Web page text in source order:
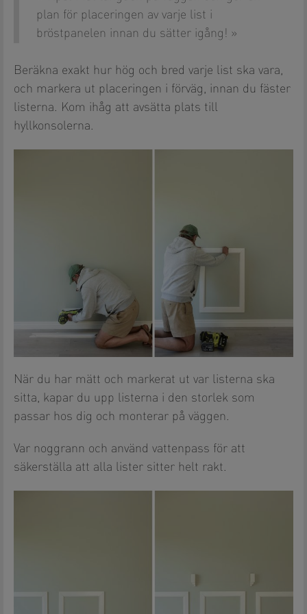
plan för placeringen av varje list i
bröstpanelen innan du sätter igång!
Beräkna exakt hur hög och bred varje list ska vara,
och markera ut placeringen i förväg, innan du fäster
listerna. Kom ihåg att avsätta plats till
hyllkonsolerna.
När du har mätt och markerat ut var listerna ska
sitta, kapar du upp listerna i den storlek som
passar hos dig och monterar på väggen.
Var noggrann och använd vattenpass för att
säkerställa att alla lister sitter helt rakt.